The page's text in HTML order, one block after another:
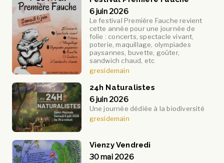
6 juin 2026
Le festival Première Fauche revient
cette année pour une journée de
folie : concerts, spectacle vivant,
poterie, maquillage, olympiades
paysannes, buvette, goûter,
sandwich chaud, etc
gresidemain
24h Naturalistes
6 juin 2026
Une journée dédiée à la biodiversité
gresidemain
Vienzy Vendredi
30 mai 2026